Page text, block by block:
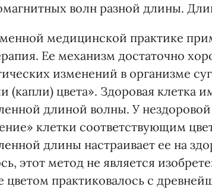
волн разной длины.
медицинской практике
Ее механизм достаточно
изменений в организме
(капли) цвета». Здоровая клетка
длиной волны. У
клетки соответствующим
длины настраивает ее на
этот метод не является
цветом практиковалось с